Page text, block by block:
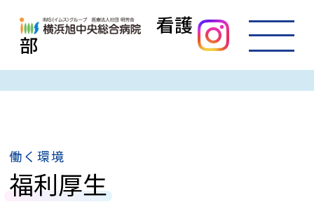
看護
部
働く環境
福利厚生